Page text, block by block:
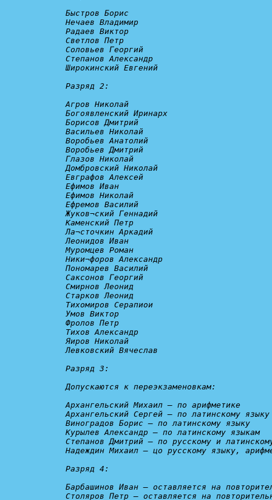
Быстров Борис
Нечаев Владимир
Радаев Виктор
Светлов Петр
Соловьев Георгий
Степанов Александр
Широкинский Евгений
Разряд 2:
Агров Николай
Богоявленский Иринарх
Борисов Дмитрий
Васильев Николай
Воробьев Анатолий
Воробьев Дмитрий
Глазов Николай
Домбровский Николай
Евграфов Алексей
Ефимов Иван
Ефимов Николай
Ефремов Василий
Жуков¬ский Геннадий
Каменский Петр
Ла¬сточкин Аркадий
Леонидов Иван
Муромцев Роман
Ники¬форов Александр
Пономарев Василий
Саксонов Георгий
Смирнов Леонид
Старков Леонид
Тихомиров Серапиои
Умов Виктор
Фролов Петр
Тихов Александр
Яиров Николай
Левковский Вячеслав
Разряд 3:
Допускаются к переэкзаменовкам:
Архангельский Михаил – по арифметике
Архангельский Сергей – по латинскому
Виноградов Борис – по латинскому языку
Курылев Александр – по латинскому языкам
Степанов Дмитрий – по русскому и
Надеждин Михаил — цо русскому языку,
Разряд 4:
Барбашинов Иван – оставляется на
Столяров Петр – оставляется на